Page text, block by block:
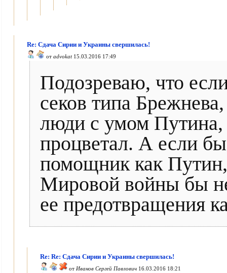
Re: Сдача Сирии и Украины свершилась!
от advokat15.03.2016 17:49
Подозреваю, что
секов типа
люди с умом
процветал. А если
помощник как
Мировой войны бы
ее предотвращения
Re: Re: Сдача Сирии и Украины свершилась!
от Иванов Сергей Павлович 16.03.2016 18:21